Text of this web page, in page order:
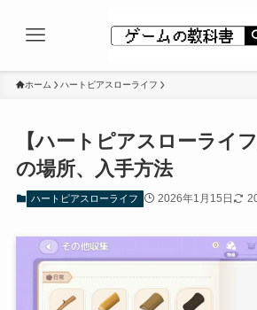
ホーム ハートピアスローライフ
【ハートピアスローライ
の場所、入手方法
ハートピアスローライフ 2026年1月15日